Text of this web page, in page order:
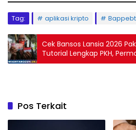
Tag: aplikasi kripto
Cek Bansos Lansia 2026
Tutorial Lengkap PKH,
di Website Kemensos
Pos Terkait